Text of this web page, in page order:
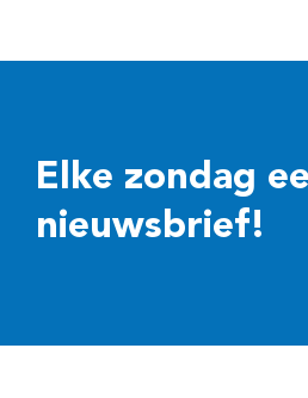
Elke zondag
nieuwsbrief!